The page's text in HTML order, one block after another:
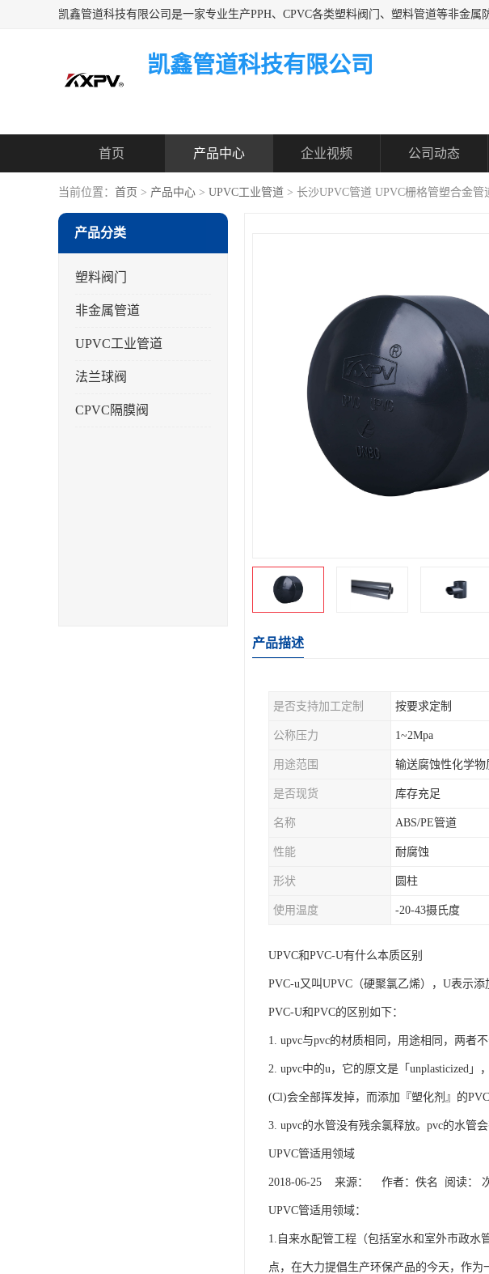
凯鑫管道科技有限公司
首页 产品中心 企业视频 公司动态
当前位置： 首页 > 产品中心 > UPVC工业管道 > 长沙UPVC管道 UPVC栅格管塑合金管
产品分类
塑料阀门
非金属管道
UPVC工业管道
法兰球阀
CPVC隔膜阀
产品描述
是否支持加工定制 按要求定制
公称压力 1~2Mpa
用途范围 输送腐蚀性化学物
是否现货 库存充足
名称 ABS/PE管道
性能 耐腐蚀
形状 圆柱
使用温度 -20-43摄氏度
UPVC和PVC-U有什么本质区别
PVC-u又叫UPVC（硬聚氯乙烯），U表示
PVC-U和PVC的区别如下：
1. upvc与pvc的材质相同，用途相同，两者不
2. upvc中的u，它的原文是「unplasticized
(Cl)会全部挥发掉，而添加『塑化剂』的
3. upvc的水管没有残余氯释放。pvc的水管会
UPVC管适用领域
2018-06-25 来源： 作者：佚名 阅读：
UPVC管适用领域：
1.自来水配管工程（包括室水和室外市政水
点，在大力提倡生产环保产品的今天，作为